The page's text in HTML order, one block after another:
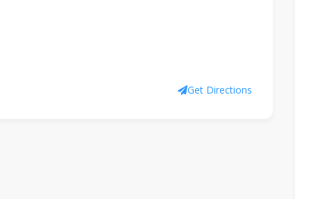
Get Directions